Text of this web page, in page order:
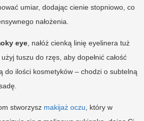
umiar, dodając cienie stopniowo, co
nałożenia.
eye , nałóż cienką linię eyelinera tuż
tuszu do rzęs, aby dopełnić całość
do ilości kosmetyków – chodzi o subtelną
stworzysz makijaż oczu , który w